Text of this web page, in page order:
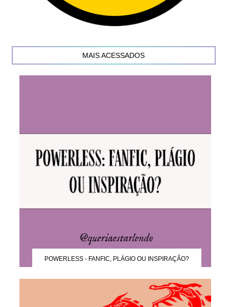
MAIS ACESSADOS
POWERLESS - FANFIC, PLÁGIO OU INSPIRAÇÃO?